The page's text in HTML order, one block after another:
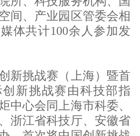
间、产业园区管委会相
体共计100余人参加发
新挑战赛（上海）暨首
新挑战赛由科技部指
中心会同上海市科委、
浙江省科技厅、安徽省